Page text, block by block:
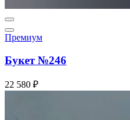
Премиум
Букет №246
22 580 ₽